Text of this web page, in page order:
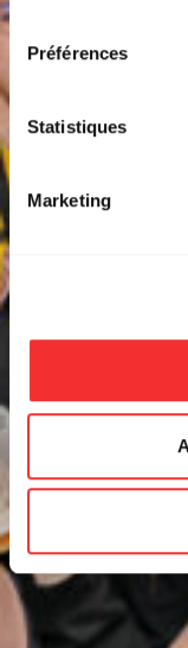
consentement
Préférences
Statistiques
Marketing